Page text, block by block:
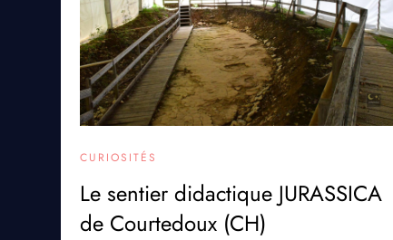
CURIOSITÉS
Le sentier didactique JURASSICA
de Courtedoux (CH)